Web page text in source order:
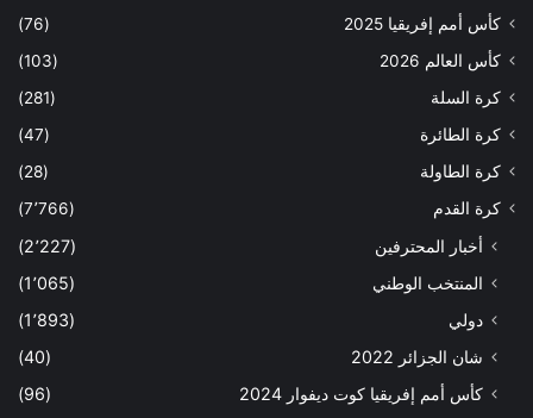
كأس أمم إفريقيا 2025
(76)
كأس العالم 2026
(103)
كرة السلة
(281)
كرة الطائرة
(47)
كرة الطاولة
(28)
كرة القدم
(7٬766)
أخبار المحترفين
(2٬227)
المنتخب الوطني
(1٬065)
دولي
(1٬893)
شان الجزائر 2022
(40)
كأس أمم إفريقيا كوت ديفوار 2024
(96)